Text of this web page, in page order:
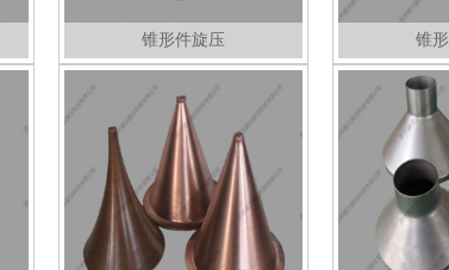
锥形件旋压 锥